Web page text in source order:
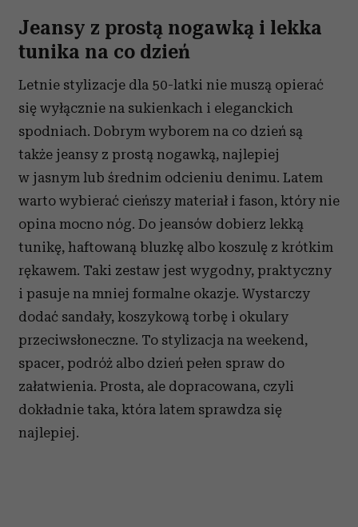
Jeansy z prostą nogawką i lekka
tunika na co dzień
Letnie stylizacje dla 50-latki nie muszą opierać
się wyłącznie na sukienkach i eleganckich
spodniach. Dobrym wyborem na co dzień są
także jeansy z prostą nogawką, najlepiej
w jasnym lub średnim odcieniu denimu. Latem
warto wybierać cieńszy materiał i fason, który nie
opina mocno nóg. Do jeansów dobierz lekką
tunikę, haftowaną bluzkę albo koszulę z krótkim
rękawem. Taki zestaw jest wygodny, praktyczny
i pasuje na mniej formalne okazje. Wystarczy
dodać sandały, koszykową torbę i okulary
przeciwsłoneczne. To stylizacja na weekend,
spacer, podróż albo dzień pełen spraw do
załatwienia. Prosta, ale dopracowana, czyli
dokładnie taka, która latem sprawdza się
najlepiej.